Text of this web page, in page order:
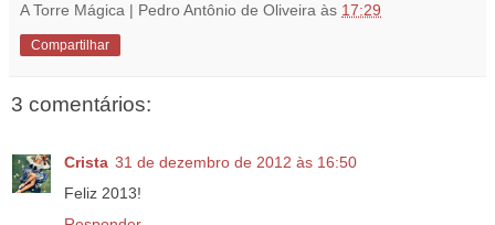
A Torre Mágica | Pedro Antônio de Oliveira às 17:29
Compartilhar
3 comentários:
Crista 31 de dezembro de 2012 às 16:50
Feliz 2013!